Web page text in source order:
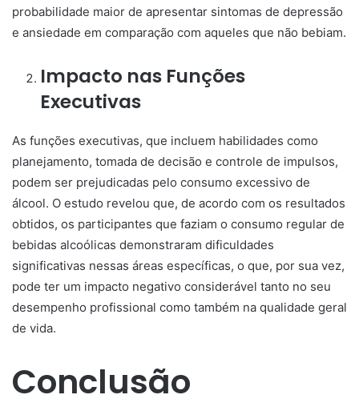
probabilidade maior de apresentar sintomas de depressão
e ansiedade em comparação com aqueles que não bebiam.
Impacto nas Funções
Executivas
As funções executivas, que incluem habilidades como
planejamento, tomada de decisão e controle de impulsos,
podem ser prejudicadas pelo consumo excessivo de
álcool. O estudo revelou que, de acordo com os resultados
obtidos, os participantes que faziam o consumo regular de
bebidas alcoólicas demonstraram dificuldades
significativas nessas áreas específicas, o que, por sua vez,
pode ter um impacto negativo considerável tanto no seu
desempenho profissional como também na qualidade geral
de vida.
Conclusão